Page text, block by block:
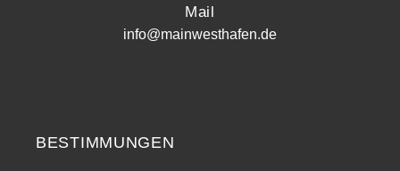
Mail
info@mainwesthafen.de
BESTIMMUNGEN